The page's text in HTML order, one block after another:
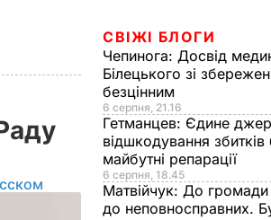
СВІЖІ БЛОГИ
Чепинога: Досвід
Білецького зі
безцінним
6 серпня, 21.16
Гетманцев: Єдине
відшкодування збитків
майбутні репарації
6 серпня, 18.45
Матвійчук: До громади
до неповносправних.